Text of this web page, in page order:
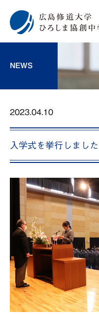
NEWS
2023.04.10
入学式を挙行しました